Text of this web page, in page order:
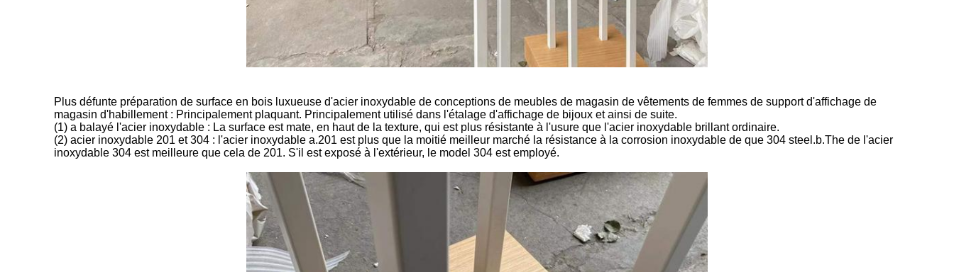
Plus défunte préparation de surface en bois luxueuse d'acier inoxydable de conceptions de meubles de magasin de vêtements de femmes de support d'affichage de
magasin d'habillement : Principalement plaquant. Principalement utilisé dans l'étalage d'affichage de bijoux et ainsi de suite.
(1) a balayé l'acier inoxydable : La surface est mate, en haut de la texture, qui est plus résistante à l'usure que l'acier inoxydable brillant ordinaire.
(2) acier inoxydable 201 et 304 : l'acier inoxydable a.201 est plus que la moitié meilleur marché la résistance à la corrosion inoxydable de que 304 steel.b.The de l'acier
inoxydable 304 est meilleure que cela de 201. S'il est exposé à l'extérieur, le model 304 est employé.